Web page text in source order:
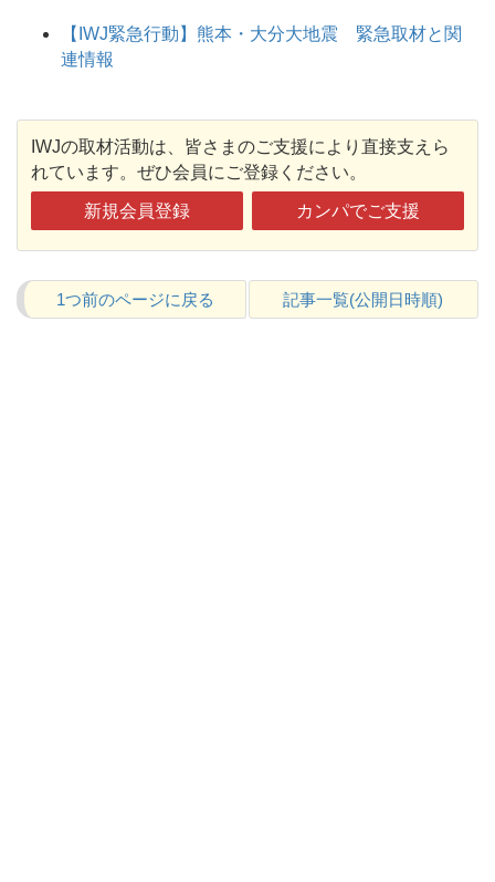
【IWJ緊急行動】熊本・大分大地震 緊急取材と関
連情報
IWJの取材活動は、皆さまのご支援により直接支えら
れています。ぜひ会員にご登録ください。
新規会員登録 カンパでご支援
1つ前のページに戻る 記事一覧(公開日時順)